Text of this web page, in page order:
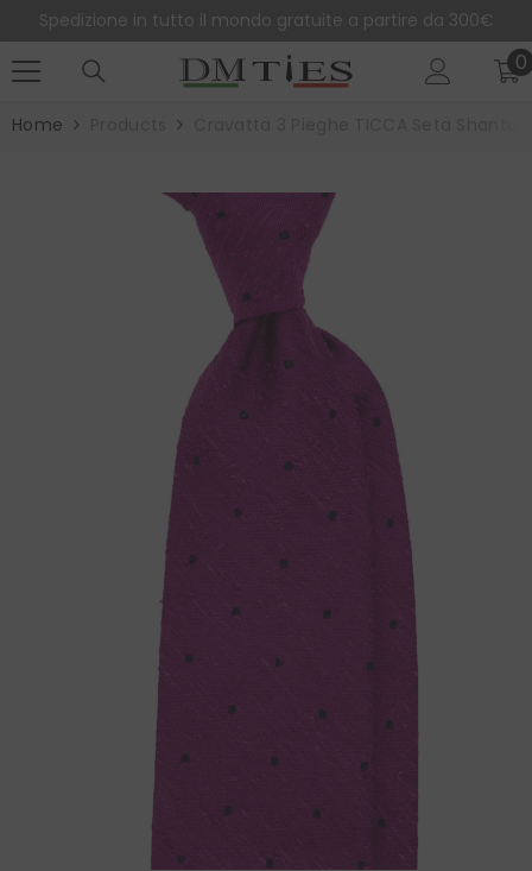
Spedizione in tutto il mondo gratuite a partire da 300€
00
Home